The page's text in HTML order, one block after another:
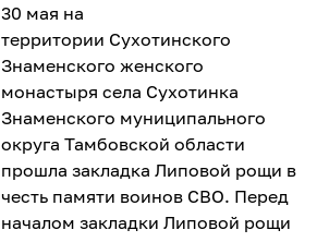
30 мая на
территории Сухотинского
Знаменского женского
монастыря села Сухотинка
Знаменского муниципального
округа Тамбовской области
прошла закладка Липовой рощи в
честь памяти воинов СВО. Перед
началом закладки Липовой рощи